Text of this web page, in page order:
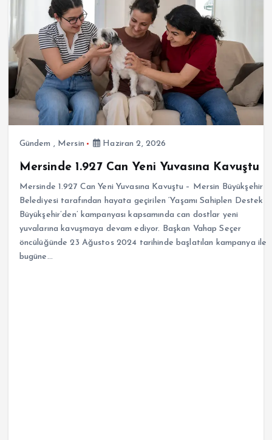
Gündem , Mersin Haziran 2, 2026
Mersinde 1.927 Can Yeni Yuvasına Kavuştu
Mersinde 1.927 Can Yeni Yuvasına Kavuştu – Mersin Büyükşehir
Belediyesi tarafından hayata geçirilen ‘Yaşamı Sahiplen Destek
Büyükşehir’den’ kampanyası kapsamında can dostlar yeni
yuvalarına kavuşmaya devam ediyor. Başkan Vahap Seçer
öncülüğünde 23 Ağustos 2024 tarihinde başlatılan kampanya ile
bugüne…